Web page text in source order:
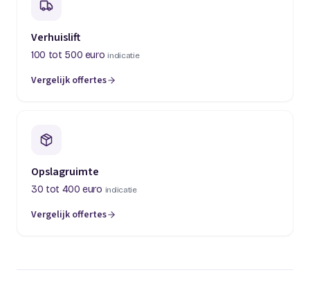
Verhuislift
100 tot 500 euro indicatie
Vergelijk offertes
(opent in een nieuw tabblad)
Opslagruimte
30 tot 400 euro indicatie
Vergelijk offertes
(opent in een nieuw tabblad)